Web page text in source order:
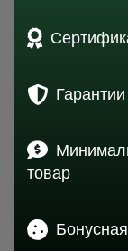
товар